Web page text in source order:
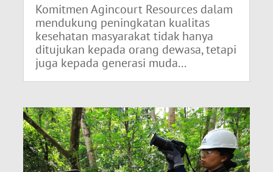
Komitmen Agincourt Resources dalam
mendukung peningkatan kualitas
kesehatan masyarakat tidak hanya
ditujukan kepada orang dewasa, tetapi
juga kepada generasi muda...